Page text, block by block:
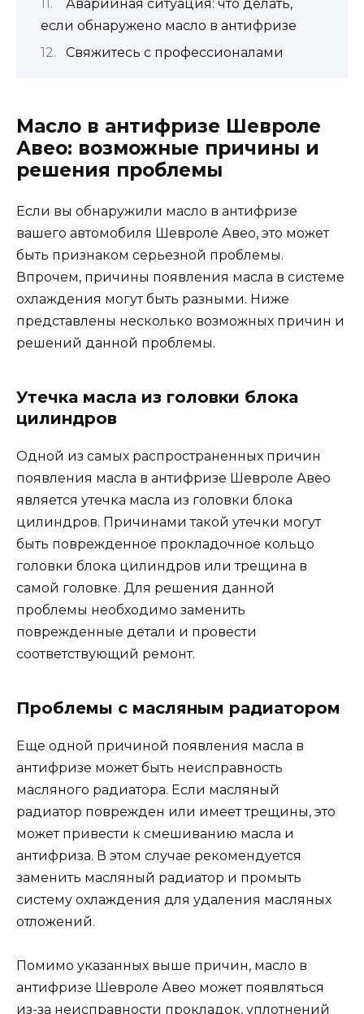
Аварийная ситуация: что делать,
если обнаружено масло в антифризе
Свяжитесь с профессионалами
Масло в антифризе Шевроле
Авео: возможные причины и
решения проблемы
Если вы обнаружили масло в антифризе
вашего автомобиля Шевроле Авео, это может
быть признаком серьезной проблемы.
Впрочем, причины появления масла в системе
охлаждения могут быть разными. Ниже
представлены несколько возможных причин и
решений данной проблемы.
Утечка масла из головки блока
цилиндров
Одной из самых распространенных причин
появления масла в антифризе Шевроле Авео
является утечка масла из головки блока
цилиндров. Причинами такой утечки могут
быть поврежденное прокладочное кольцо
головки блока цилиндров или трещина в
самой головке. Для решения данной
проблемы необходимо заменить
поврежденные детали и провести
соответствующий ремонт.
Проблемы с масляным радиатором
Еще одной причиной появления масла в
антифризе может быть неисправность
масляного радиатора. Если масляный
радиатор поврежден или имеет трещины, это
может привести к смешиванию масла и
антифриза. В этом случае рекомендуется
заменить масляный радиатор и промыть
систему охлаждения для удаления масляных
отложений.
Помимо указанных выше причин, масло в
антифризе Шевроле Авео может появляться
из-за неисправности прокладок, уплотнений